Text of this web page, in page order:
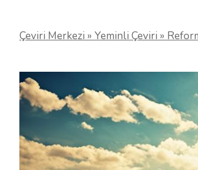
Çeviri Merkezi » Yeminli Çeviri »